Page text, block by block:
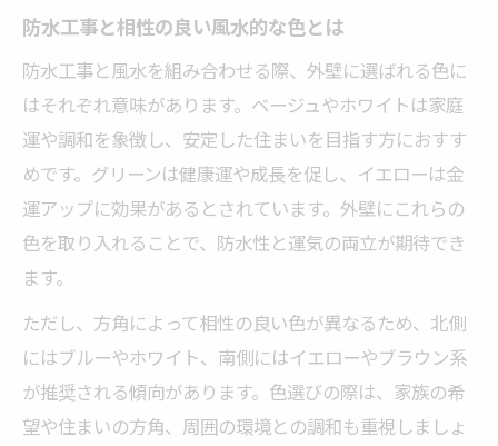
防水工事と相性の良い風水的な色とは
防水工事と風水を組み合わせる際、外壁に選ばれる色に
はそれぞれ意味があります。ベージュやホワイトは家庭
運や調和を象徴し、安定した住まいを目指す方におすす
めです。グリーンは健康運や成長を促し、イエローは金
運アップに効果があるとされています。外壁にこれらの
色を取り入れることで、防水性と運気の両立が期待でき
ます。
ただし、方角によって相性の良い色が異なるため、北側
にはブルーやホワイト、南側にはイエローやブラウン系
が推奨される傾向があります。色選びの際は、家族の希
望や住まいの方角、周囲の環境との調和も重視しましょ